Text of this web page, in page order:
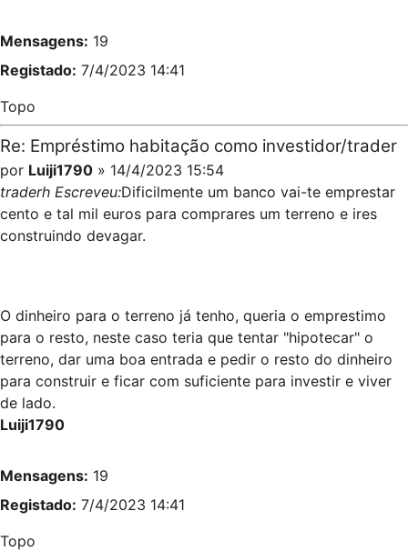
Mensagens: 19
Registado: 7/4/2023 14:41
Topo
Re: Empréstimo habitação como investidor/trader
por Luiji1790 » 14/4/2023 15:54
traderh Escreveu:Dificilmente um banco vai-te emprestar
cento e tal mil euros para comprares um terreno e ires
construindo devagar.
O dinheiro para o terreno já tenho, queria o emprestimo
para o resto, neste caso teria que tentar "hipotecar" o
terreno, dar uma boa entrada e pedir o resto do dinheiro
para construir e ficar com suficiente para investir e viver
de lado.
Luiji1790
Mensagens: 19
Registado: 7/4/2023 14:41
Topo